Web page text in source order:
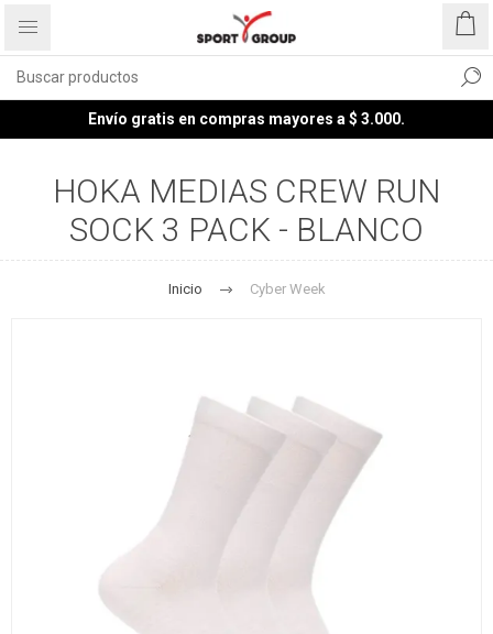
Envío gratis en compras mayores a $ 3.000.
HOKA MEDIAS CREW RUN
SOCK 3 PACK - BLANCO
Inicio Cyber Week